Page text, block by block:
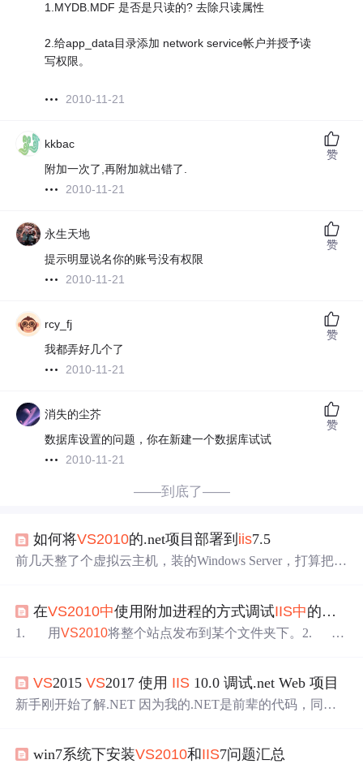
1.MYDB.MDF 是否是只读的? 去除只读属性
2.给app_data目录添加 network service帐户并授予读
写权限。
2010-11-21
kkbac
附加一次了,再附加就出错了.
2010-11-21
赞
永生天地
提示明显说名你的账号没有权限
2010-11-21
赞
rcy_fj
我都弄好几个了
2010-11-21
赞
消失的尘芥
数据库设置的问题，你在新建一个数据库试试
2010-11-21
赞
——到底了——
如何将VS2010的.net项目部署到 iis7.5
前几天整了个虚拟云主机，装的Windows Server，打算把自
堆错误，在查询了各种资料已经咨询老师了后，特此整理
详细过程。 首先，vs的项目文件夹是解决方案，带.sln文
在VS2010中使用附加进程的方式调试IIS中的页面
1. 用VS2010将整个站点发布到某个文件夹下。2.
布好的文件夹，并确保此时可以在IIS中直接浏览Web下的
页面不出错
VS2015VS2017 使用 IIS 10.0 调试.net Web 项目
新手刚开始了解.NET 因为我的.NET是前辈的代码，同时
半天，最后觉得应该在本地部署，然后通过FRP 方式，把
win7系统下安装VS2010和IIS7问题汇总